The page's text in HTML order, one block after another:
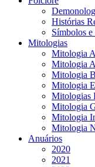
Histórias
Símbolos
Mitologias
Mitologia
Mitologia
Mitologia
Mitologia
Mitologias
Mitologia
Mitologia
Mitologia
Anuários
2020
2021